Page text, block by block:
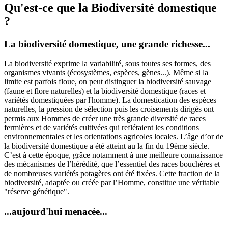
Qu'est-ce que la Biodiversité domestique
?
La biodiversité domestique, une grande richesse...
La biodiversité exprime la variabilité, sous toutes ses formes, des
organismes vivants (écosystèmes, espèces, gènes...). Même si la
limite est parfois floue, on peut distinguer la biodiversité sauvage
(faune et flore naturelles) et la biodiversité domestique (races et
variétés domestiquées par l'homme). La domestication des espèces
naturelles, la pression de sélection puis les croisements dirigés ont
permis aux Hommes de créer une très grande diversité de races
fermières et de variétés cultivées qui reflétaient les conditions
environnementales et les orientations agricoles locales. L’âge d’or de
la biodiversité domestique a été atteint au la fin du 19ème siècle.
C’est à cette époque, grâce notamment à une meilleure connaissance
des mécanismes de l’hérédité, que l’essentiel des races bouchères et
de nombreuses variétés potagères ont été fixées. Cette fraction de la
biodiversité, adaptée ou créée par l’Homme, constitue une véritable
"réserve génétique".
...aujourd'hui menacée...